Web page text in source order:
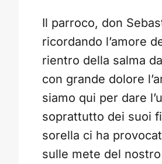
Il parroco, don
ricordando l’amore
rientro della salma
con grande dolore
siamo qui per dare
soprattutto dei suoi
sorella ci ha
sulle mete del